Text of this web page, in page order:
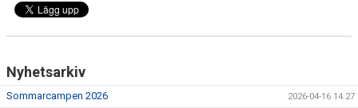
Nyhetsarkiv
Sommarcampen 2026 2026-04-16 14:27